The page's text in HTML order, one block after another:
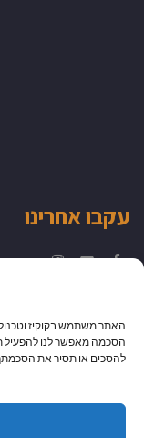
האתר משתמש בקוקיז
הסכמה מאפשר לנו להפעיל
להסכים או תסיר את
עקבו אחרינו